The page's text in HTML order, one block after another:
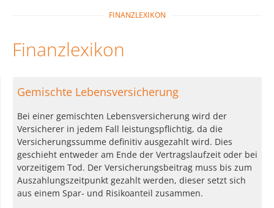
FINANZLEXIKON
Finanzlexikon
Gemischte Lebensversicherung
Bei einer gemischten Lebensversicherung wird der
Versicherer in jedem Fall leistungspflichtig, da die
Versicherungssumme definitiv ausgezahlt wird. Dies
geschieht entweder am Ende der Vertragslaufzeit oder bei
vorzeitigem Tod. Der Versicherungsbeitrag muss bis zum
Auszahlungszeitpunkt gezahlt werden, dieser setzt sich
aus einem Spar- und Risikoanteil zusammen.